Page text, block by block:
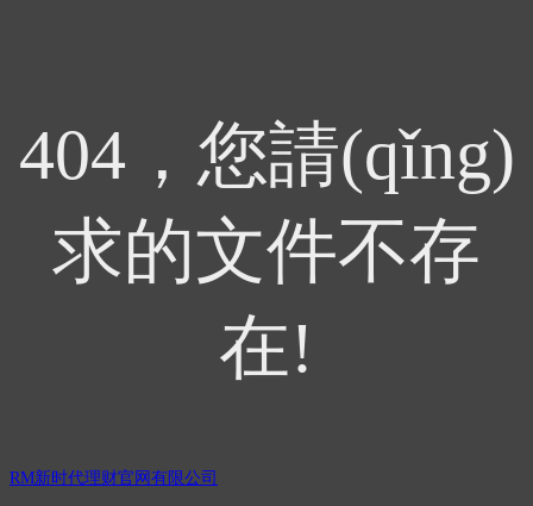
404，您請(qǐng)
求的文件不存
在!
RM新时代理财官网有限公司